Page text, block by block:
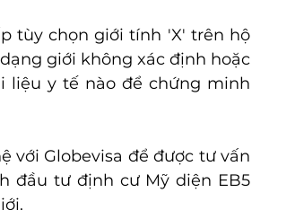
tùy chọn giới tính 'X' trên hộ
giới không xác định hoặc
liệu y tế nào để chứng minh
với Globevisa để được tư vấn
đầu tư định cư Mỹ diện EB5